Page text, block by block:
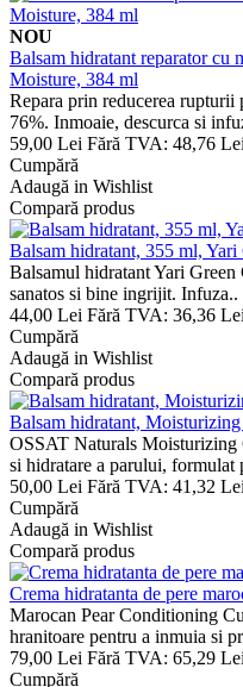
NOU
Balsam hidratant reparator cu
Moisture, 384 ml
Repara prin reducerea rupturii
76%. Inmoaie, descurca si
59,00 Lei Fără TVA: 48,76 Lei
Cumpără
Adaugă in Wishlist
Compară produs
Balsam hidratant, 355 ml, Yari
Balsamul hidratant Yari Green
sanatos si bine ingrijit. Infuza..
44,00 Lei Fără TVA: 36,36 Lei
Cumpără
Adaugă in Wishlist
Compară produs
Balsam hidratant,
OSSAT Naturals Moisturizing
si hidratare a parului, formulat
50,00 Lei Fără TVA: 41,32 Lei
Cumpără
Adaugă in Wishlist
Compară produs
Crema hidratanta de pere
Marocan Pear Conditioning
hranitoare pentru a inmuia si
79,00 Lei Fără TVA: 65,29 Lei
Cumpără